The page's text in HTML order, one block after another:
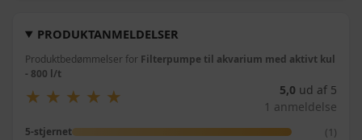
PRODUKTANMELDELSER
Produktbedømmelser for Filterpumpe til akvarium med aktivt kul
- 800 l/t
★
★ ★
★ ★
★ ★
★ ★
★ 5,0 ud af 5
1 anmeldelse
5-stjernet (1)